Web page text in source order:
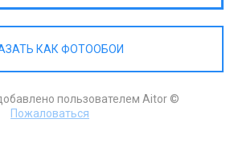
КАК ФОТООБОИ
пользователем Aitor ©
Пожаловаться